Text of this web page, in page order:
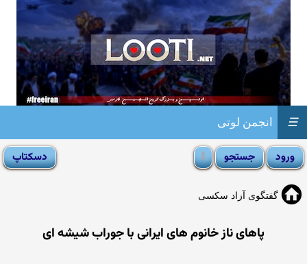
انجمن لوتی ☰
گفتگوی آزاد سکسی
پاهای ناز خانوم های ایرانی با جوراب شیشه ای